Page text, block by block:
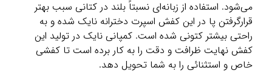
می‌شود. استفاده از زبانه‌ای نسبتاً بلند در کتانی سبب بهتر
قرارگرفتن پا در این کفش اسپرت دخترانه نایک شده و به
راحتی بیشتر کتونی شده است. کمپانی نایک در تولید این
کفش نهایت ظرافت و دقت را به کار برده است تا کفشی
خاص و استثنائی را به شما تحویل دهد.